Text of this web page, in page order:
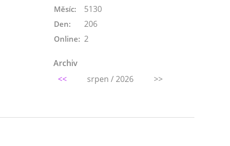
Online: 2
Měsíc: 5130
Den: 206
Archiv
<<
srpen / 2026 >>